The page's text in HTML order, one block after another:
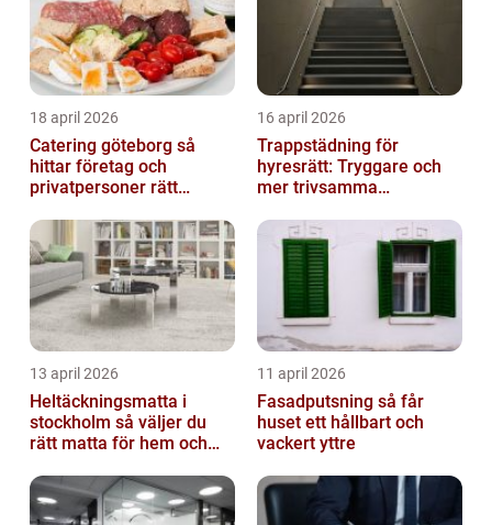
18 april 2026
Catering göteborg så
hittar företag och
privatpersoner rätt
16 april 2026
Trappstädning för
hyresrätt: Tryggare och
mer trivsamma
13 april 2026
Heltäckningsmatta i
stockholm så väljer du
rätt matta för hem och
11 april 2026
Fasadputsning så får
huset ett hållbart och
vackert yttre